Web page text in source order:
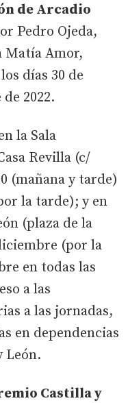
de Arcadio
Pedro Ojeda,
Matía Amor,
días 30 de
2022.
la Sala
Revilla (c/
(mañana y tarde)
la tarde); y en
(plaza de la
(por la
en todas las
a las
a las jornadas,
en dependencias
León.
Castilla y